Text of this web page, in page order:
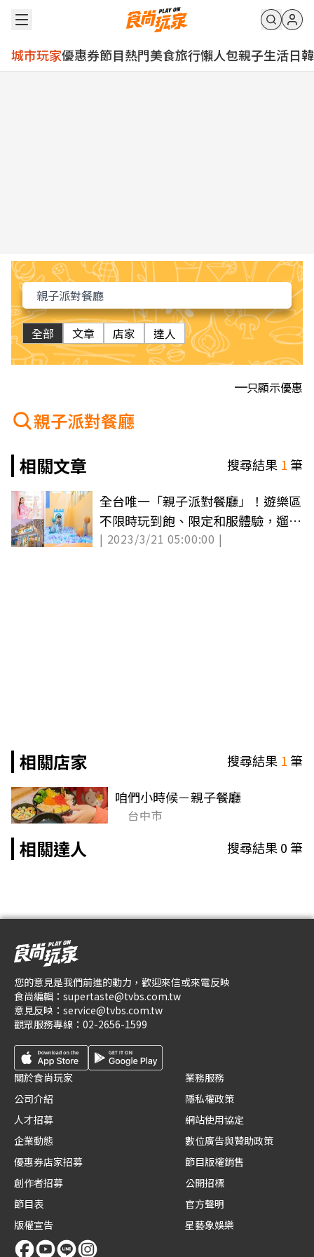
城市玩家優惠券節目熱門美食旅行懶人包親子生活日韓
全部 文章 店家 達人
只顯示優惠
親子派對餐廳
相關文章
搜尋結果 1筆
全台唯一「親子派對餐廳」！遊樂區
不限時玩到飽、限定和服體驗，遛小
孩快衝
| 2023/3/21 05:00:00 |
相關店家 搜尋結果 1筆
咱們小時候－親子餐廳
台中市
相關達人 搜尋結果0筆
您的意見是我們前進的動力，歡迎來信或來電反映
食尚編輯： supertaste@tvbs.com.tw
意見反映： service@tvbs.com.tw
觀眾服務專線： 02-2656-1599
關於食尚玩家
公司介紹
人才招募
企業動態
優惠券店家招募
創作者招募
節目表
版權宣告
業務服務
隱私權政策
網站使用協定
數位廣告與贊助政策
節目版權銷售
公開招標
官方聲明
星藝象娛樂